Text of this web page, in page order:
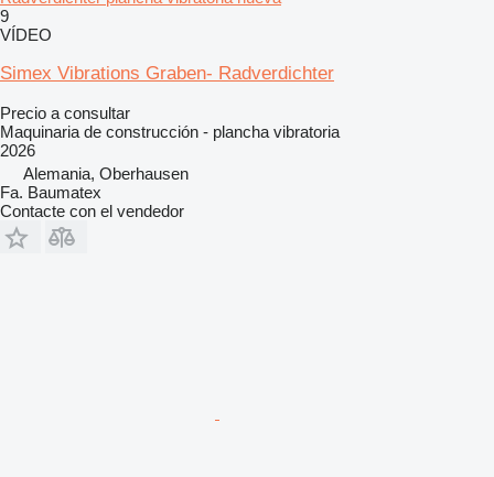
9
VÍDEO
Simex Vibrations Graben- Radverdichter
Precio a consultar
Maquinaria de construcción - plancha vibratoria
2026
Alemania, Oberhausen
Fa. Baumatex
Contacte con el vendedor